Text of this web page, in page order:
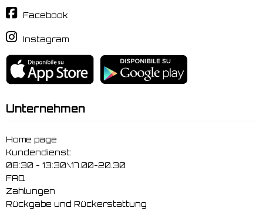
Facebook
Instagram
Unternehmen
Home page
Kundendienst:
08:30 - 13:30\17.00-20.30
FAQ
Zahlungen
Rückgabe und Rückerstattung